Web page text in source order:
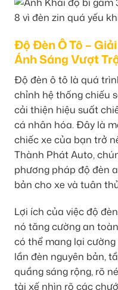
Độ Đèn Ô Tô –
Ánh Sáng Vượt
Độ đèn ô tô là quá
chỉnh hệ thống chiếu
cải thiện hiệu suất
cá nhân hóa. Đây là
chiếc xe của bạn trở
Thành Phát Auto,
phương pháp độ đèn
bản cho xe và tuân
Lợi ích của việc độ
nó tăng cường an
có thể mang lại
lần đèn nguyên bản,
quầng sáng rộng, rõ
tài xế nhìn rõ các